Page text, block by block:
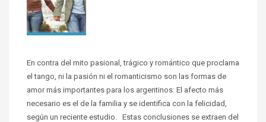
En contra del mito pasional, trágico y romántico que proclama
el tango, ni la pasión ni el romanticismo son las formas de
amor más importantes para los argentinos: El afecto más
necesario es el de la familia y se identifica con la felicidad,
según un reciente estudio. Estas conclusiones se extraen del